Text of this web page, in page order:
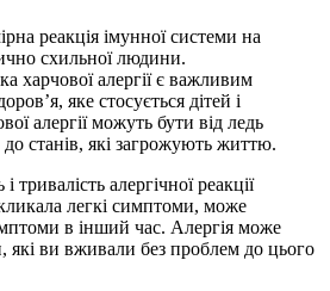
реакція імунної системи на
схильної людини.
харчової алергії є важливим
яке стосується дітей і
алергії можуть бути від ледь
станів, які загрожують життю.
тривалість алергічної реакції
легкі симптоми, може
в інший час. Алергія може
ви вживали без проблем до цього